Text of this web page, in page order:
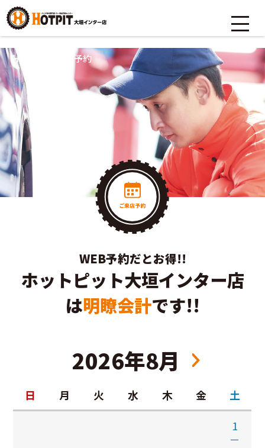
HOME ご来店予約
WEB予約だとお得!!
ホットピット大垣インター店
は明瞭会計です!!
2026年8月
日 月 火 水 木 金
土
1
－